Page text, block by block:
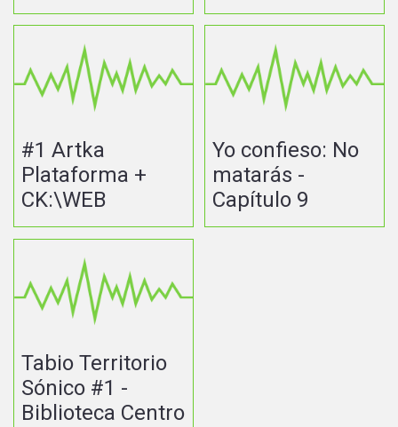
#1 Artka
Plataforma +
CK:\WEB
Yo confieso: No
matarás -
Capítulo 9
Tabio Territorio
Sónico #1 -
Biblioteca Centro